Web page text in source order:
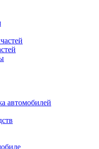
автомобилей